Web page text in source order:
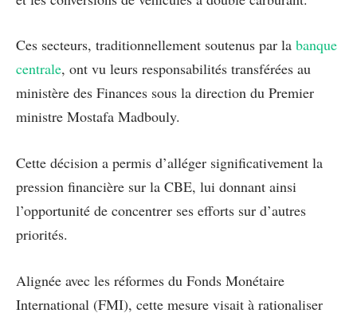
Ces secteurs, traditionnellement soutenus par la banque
centrale, ont vu leurs responsabilités transférées au
ministère des Finances sous la direction du Premier
ministre Mostafa Madbouly.
Cette décision a permis d’alléger significativement la
pression financière sur la CBE, lui donnant ainsi
l’opportunité de concentrer ses efforts sur d’autres
priorités.
Alignée avec les réformes du Fonds Monétaire
International (FMI), cette mesure visait à rationaliser